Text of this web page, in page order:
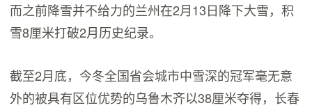
而之前降雪并不给力的兰州在2月13日降下大雪，积
雪8厘米打破2月历史纪录。
截至2月底，今冬全国省会城市中雪深的冠军毫无意
外的被具有区位优势的乌鲁木齐以38厘米夺得，长春